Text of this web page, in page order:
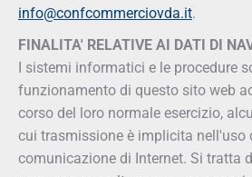
info@confcommerciovda.it.
FINALITA' RELATIVE AI DATI DI
I sistemi informatici e le procedure
funzionamento di questo sito web
corso del loro normale esercizio,
cui trasmissione è implicita nell'uso
comunicazione di Internet. Si tratta